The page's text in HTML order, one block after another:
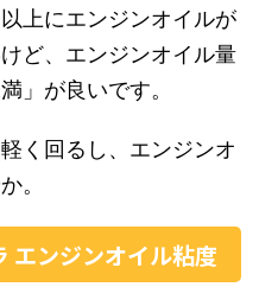
上にエンジンオイルが
ど、エンジンオイル量
」が良いです。
く回るし、エンジンオ
。
エンジンオイル粘度